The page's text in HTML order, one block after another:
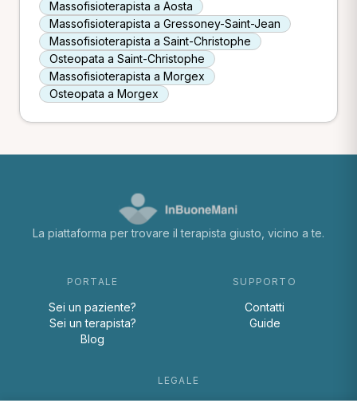
Massofisioterapista a Aosta
Massofisioterapista a Gressoney-Saint-Jean
Massofisioterapista a Saint-Christophe
Osteopata a Saint-Christophe
Massofisioterapista a Morgex
Osteopata a Morgex
La piattaforma per trovare il terapista giusto, vicino a te.
PORTALE
Sei un paziente?
Sei un terapista?
Blog
SUPPORTO
Contatti
Guide
LEGALE